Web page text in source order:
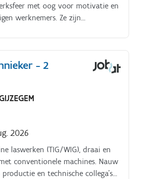
met oog voor motivatie en
werknemers. Ze zijn
zoals koeltechniek,
compressoren,
- 2
2026
laswerken (TIG/WIG), draai en
conventionele machines. Nauw
en technische collega's